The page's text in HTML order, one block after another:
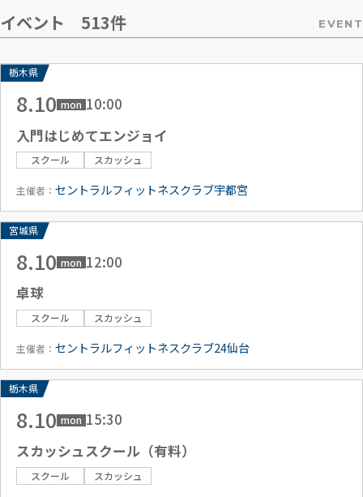
イベント 513件 EVENT
栃木県
8.10 mon 10:00
入門はじめてエンジョイ
スクール スカッシュ
主催者：セントラルフィットネスクラブ宇都宮
宮城県
8.10 mon 12:00
卓球
スクール スカッシュ
主催者：セントラルフィットネスクラブ24仙台
栃木県
8.10 mon 15:30
スカッシュスクール（有料）
スクール スカッシュ